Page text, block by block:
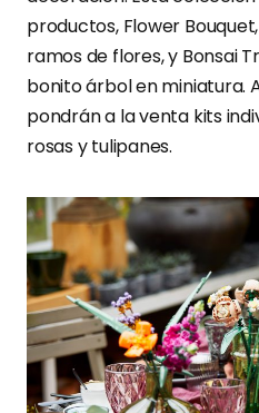
productos, Flower
ramos de flores, y Bonsai
bonito árbol en miniatura.
pondrán a la venta kits
rosas y tulipanes.